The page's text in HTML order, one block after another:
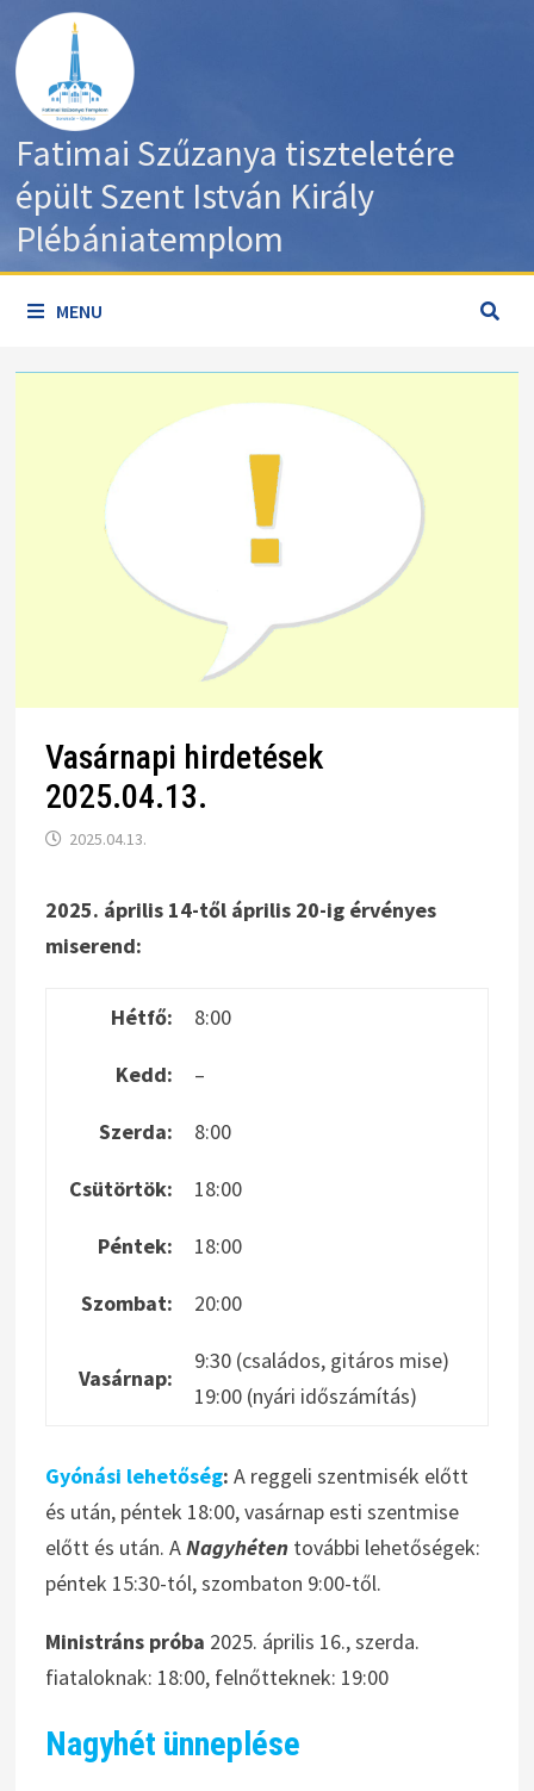
content
Fatimai Szűzanya tiszteletére
épült Szent István Király
Plébániatemplom
MENU
Vasárnapi hirdetések
2025.04.13.
2025.04.13.
2025. április 14-től április 20-ig érvényes
miserend:
Hétfő: 8:00
Kedd: –
Szerda: 8:00
Csütörtök: 18:00
Péntek: 18:00
Szombat: 20:00
Vasárnap:
9:30 (családos, gitáros mise)
19:00 (nyári időszámítás)
Gyónási lehetőség: A reggeli szentmisék előtt
és után, péntek 18:00, vasárnap esti szentmise
előtt és után. ANagyhéten további lehetőségek:
péntek 15:30-tól, szombaton 9:00-től.
Ministráns próba 2025. április 16., szerda.
fiataloknak: 18:00, felnőtteknek: 19:00
Nagyhét ünneplése